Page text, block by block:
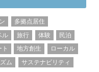
多拠点居住
ル 旅行 体験
民泊
ト 地方創生
ローカル
ム
サステナビリティ